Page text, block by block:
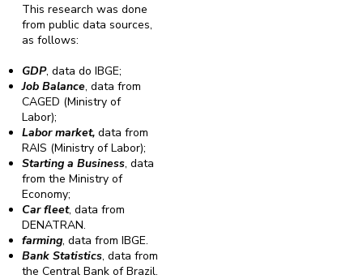
This research was done
from public data sources,
as follows:
GDP, data do IBGE;
Job Balance, data from
CAGED (Ministry of
Labor);
Labor market,data from
RAIS (Ministry of Labor);
Starting a Business, data
from the Ministry of
Economy;
Car fleet, data from
DENATRAN.
farming, data from IBGE.
Bank Statistics, data from
the Central Bank of Brazil.